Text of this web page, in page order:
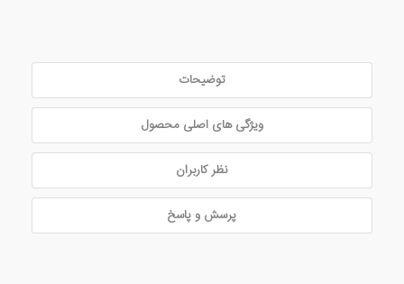
توضیحات
ویژگی های اصلی محصول
نظر کاربران
پرسش و پاسخ